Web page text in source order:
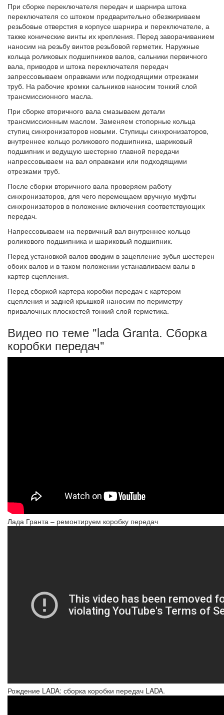
При сборке переключателя передач и шарнира штока
переключателя со штоком предварительно обезжириваем
резьбовые отверстия в корпусе шарнира и переключателе, а
также конические винты их крепления. Перед заворачиванием
наносим на резьбу винтов резьбовой герметик. Наружные
кольца роликовых подшипников валов, сальники первичного
вала, приводов и штока переключателя передач
запрессовываем оправками или подходящими отрезками
труб. На рабочие кромки сальников наносим тонкий слой
трансмиссионного масла.
При сборке вторичного вала смазываем детали
трансмиссионным маслом. Заменяем стопорные кольца
ступиц синхронизаторов новыми. Ступицы синхронизаторов,
внутреннее кольцо роликового подшипника, шариковый
подшипник и ведущую шестерню главной передачи
напрессовываем на вал оправками или подходящими
отрезками труб.
После сборки вторичного вала проверяем работу
синхронизаторов, для чего перемещаем вручную муфты
синхронизаторов в положение включения соответствующих
передач.
Напрессовываем на первичный вал внутреннее кольцо
роликового подшипника и шариковый подшипник.
Перед установкой валов вводим в зацепление зубья шестерен
обоих валов и в таком положении устанавливаем валы в
картер сцепления.
Перед сборкой картера коробки передач с картером
сцепления и задней крышкой наносим по периметру
привалочных плоскостей тонкий слой герметика.
Видео по теме "lada Granta. Сборка
коробки передач"
Лада Гранта – ремонтируем коробку передач
Рождение LADA: сборка коробки передач LADA.